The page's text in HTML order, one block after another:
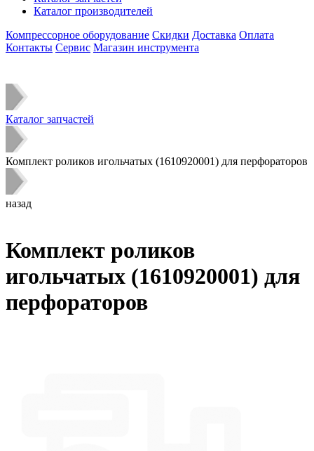
Каталог производителей
Компрессорное оборудование Скидки Доставка Оплата
Контакты Сервис Магазин инструмента
Каталог запчастей
Комплект роликов игольчатых (1610920001) для перфораторов
назад
Комплект роликов
игольчатых (1610920001) для
перфораторов